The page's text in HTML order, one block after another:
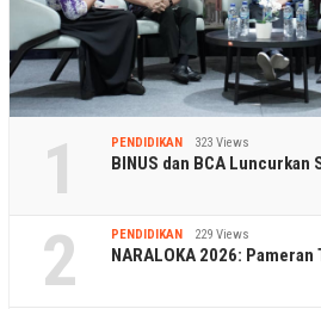
1 PENDIDIKAN 323 Views
BINUS dan BCA Luncurkan
2 PENDIDIKAN 229 Views
NARALOKA 2026: